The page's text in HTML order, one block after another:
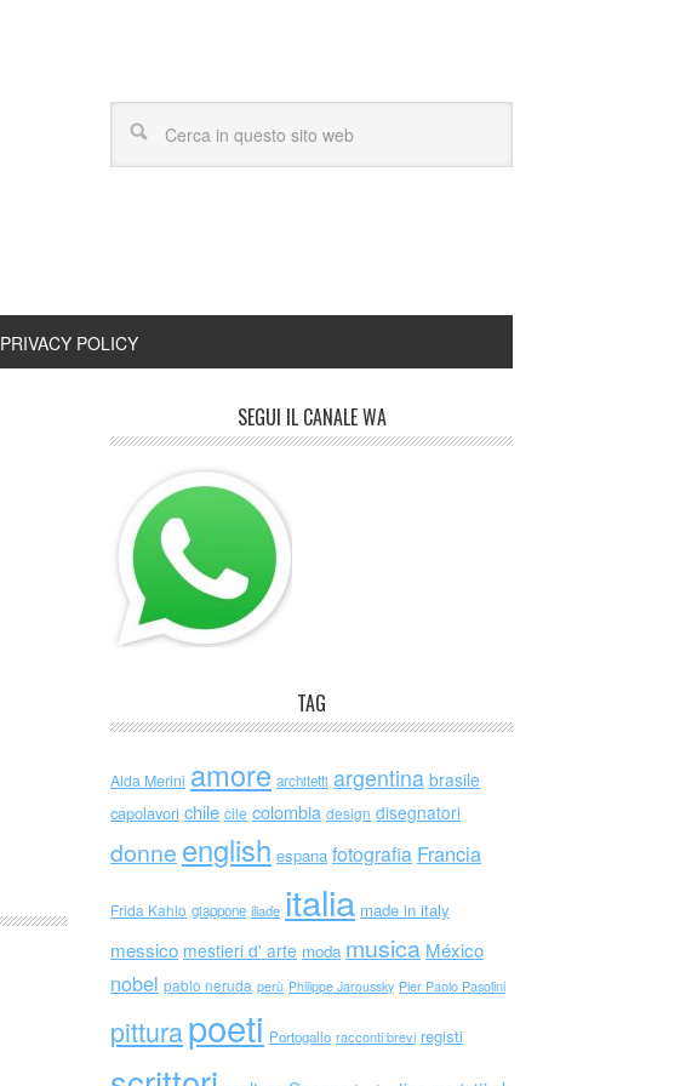
PRIVACY POLICY
SEGUI IL CANALE WA
TAG
Alda Merini amore architetti argentina brasile
capolavori chile cile colombia design disegnatori
donne english espana fotografia Francia
Frida Kahlo giappone iliade italia made in italy
messico mestieri d' arte moda musica México
nobel pablo neruda perù Philippe Jaroussky Pier Paolo Pasolini
pitturapoeti Portogallo racconti brevi registi